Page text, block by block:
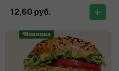
12,60 руб.